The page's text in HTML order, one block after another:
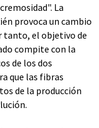
La
provoca un cambio
tanto, el objetivo de
compite con la
de los dos
que las fibras
de la producción